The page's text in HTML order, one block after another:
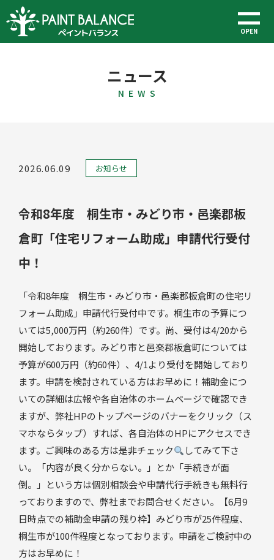
OPEN
ニュース
N E W S
2026.06.09 お知らせ
令和8年度 桐生市・みどり市・邑楽郡板
倉町「住宅リフォーム助成」申請代行受付
中！
「令和8年度 桐生市・みどり市・邑楽郡板倉町の住宅リ
フォーム助成」申請代行受付中です。桐生市の予算につ
いては5,000万円（約260件）です。尚、受付は4/20から
開始しております。みどり市と邑楽郡板倉町については
予算が600万円（約60件）、4/1より受付を開始しており
ます。申請を検討されている方はお早めに！補助金につ
いての詳細は広報や各自治体のホームページで確認でき
ますが、弊社HPのトップページのバナーをクリック（ス
マホならタップ）すれば、各自治体のHPにアクセスでき
ます。ご興味のある方は是非チェック
してみて下さ
い。「内容が良く分からない。」とか「手続きが面
倒。」という方は個別相談会や申請代行手続きも無料行
っておりますので、弊社までお問合せください。【6月9
日時点での補助金申請の残り枠】みどり市が25件程度、
桐生市が100件程度となっております。申請をご検討中の
方はお早めに！